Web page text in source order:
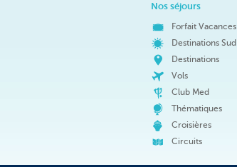
Nos séjours
Forfait Vacances
Destinations Sud
Destinations
Vols
Club Med
Thématiques
Croisières
Circuits